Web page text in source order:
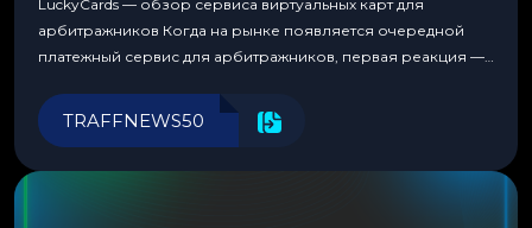
LuckyCards — обзор сервиса виртуальных карт для
арбитражников Когда на рынке появляется очередной
платежный сервис для арбитражников, первая реакция —
перестаешь воспринимать всерьез любой новый продукт,
пока тот не докажет обратное делом. LuckyCards — история
TRAFFNEWS50